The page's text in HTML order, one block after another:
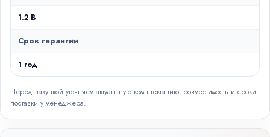
1.2 В
Срок гарантии
1 год
Перед закупкой уточняем актуальную комплектацию, совместимость и сроки
поставки у менеджера.